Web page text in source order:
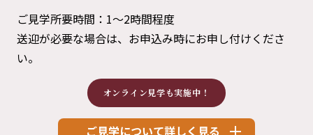
ご見学所要時間：1～2時間程度
送迎が必要な場合は、お申込み時にお申し付けくださ
い。
オンライン見学も実施中！
ご見学について詳しく見る